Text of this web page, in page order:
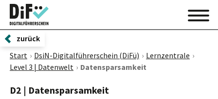
zurück
Start
DsiN-Digitalführerschein (DiFü)
Lernzentrale
Level 3 | Datenwelt
Datensparsamkeit
D2 | Datensparsamkeit